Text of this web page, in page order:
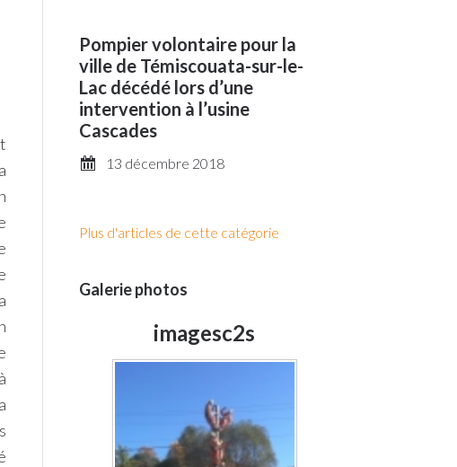
Pompier volontaire pour la
ville de Témiscouata-sur-le-
Lac décédé lors d’une
intervention à l’usine
Cascades
13 décembre 2018
Plus d'articles de cette catégorie
Galerie photos
imagesc2s